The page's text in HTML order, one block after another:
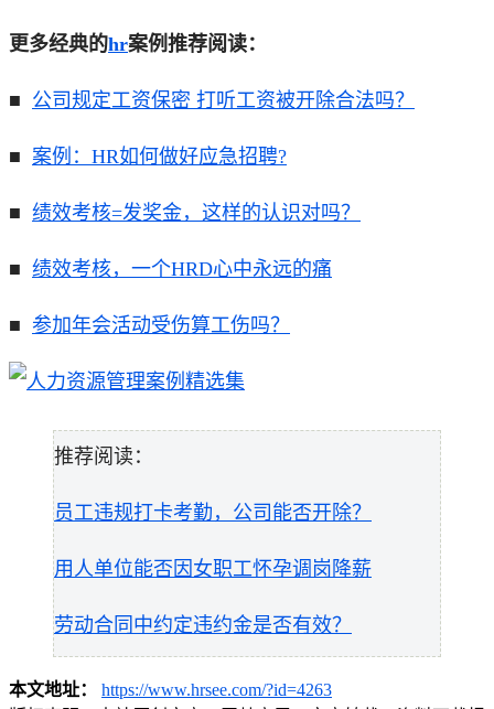
更多经典的hr案例推荐阅读：
■ 公司规定工资保密 打听工资被开除合法吗？
■ 案例：HR如何做好应急招聘?
■ 绩效考核=发奖金，这样的认识对吗？
■ 绩效考核，一个HRD心中永远的痛
■ 参加年会活动受伤算工伤吗？
推荐阅读：
员工违规打卡考勤，公司能否开除？
用人单位能否因女职工怀孕调岗降薪
劳动合同中约定违约金是否有效？
本文地址：
https://www.hrsee.com/?id=4263